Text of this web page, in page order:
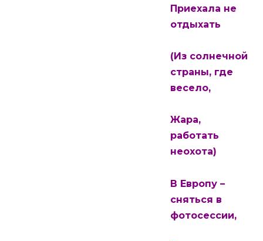
Приехала не
отдыхать
(Из солнечной
страны, где
весело,
Жара,
работать
неохота)
В Европу –
сняться в
фотосессии,